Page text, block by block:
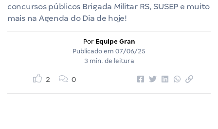
concursos públicos Brigada Militar RS, SUSEP e muito
mais na Agenda do Dia de hoje!
Por Equipe Gran
Publicado em 07/06/25
3 min. de leitura
2 0